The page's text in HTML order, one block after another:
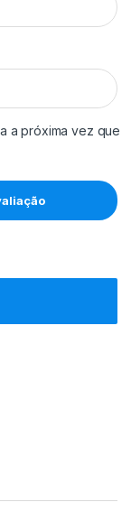
a próxima vez que